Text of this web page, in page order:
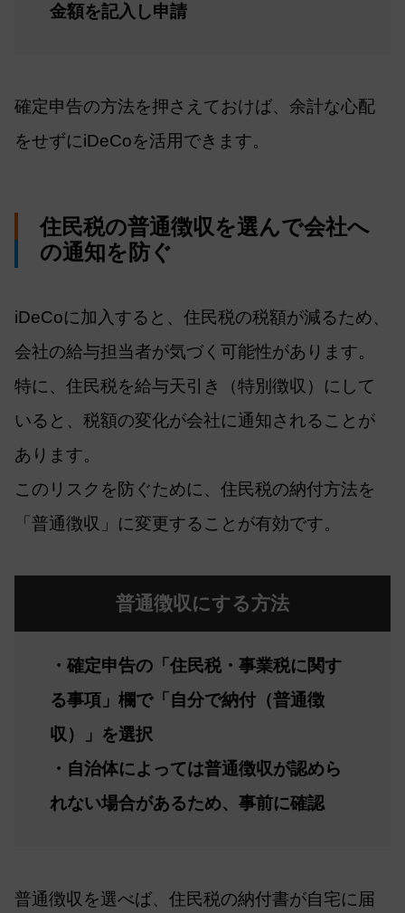
金額を記入し申請
確定申告の方法を押さえておけば、余計な心配
をせずにiDeCoを活用できます。
住民税の普通徴収を選んで会社へ
の通知を防ぐ
iDeCoに加入すると、住民税の税額が減るため、
会社の給与担当者が気づく可能性があります。
特に、住民税を給与天引き（特別徴収）にして
いると、税額の変化が会社に通知されることが
あります。
このリスクを防ぐために、住民税の納付方法を
「普通徴収」に変更することが有効です。
普通徴収にする方法
・確定申告の「住民税・事業税に関す
る事項」欄で「自分で納付（普通徴
収）」を選択
・自治体によっては普通徴収が認めら
れない場合があるため、事前に確認
普通徴収を選べば、住民税の納付書が自宅に届